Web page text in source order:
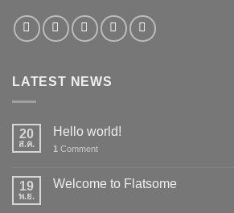
LATEST NEWS
20
ส.ค.
Hello world!
1 Comment
19
พ.ย.
Welcome to Flatsome